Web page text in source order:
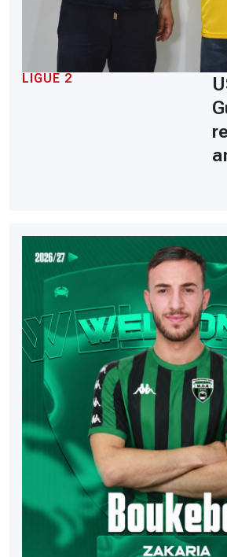
LIGUE 2